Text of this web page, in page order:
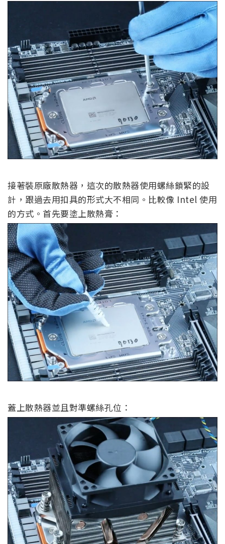
接著裝原廠散熱器，這次的散熱器使用螺絲鎖緊的設
計，跟過去用扣具的形式大不相同。比較像 Intel 使用
的方式。首先要塗上散熱膏：
蓋上散熱器並且對準螺絲孔位：